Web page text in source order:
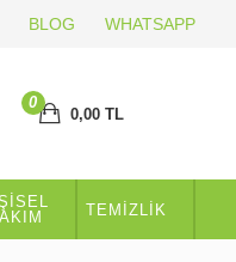
BLOG WHATSAPP
0
0,00TL
TEMİZLİK